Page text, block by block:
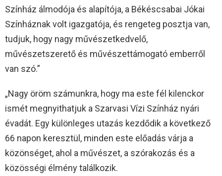
Színház álmodója és alapítója, a Békéscsabai Jókai
Színháznak volt igazgatója, és rengeteg posztja van,
tudjuk, hogy nagy művészetkedvelő,
művészetszerető és művészettámogató emberről
van szó.”
„Nagy öröm számunkra, hogy ma este fél kilenckor
ismét megnyithatjuk a Szarvasi Vízi Színház nyári
évadát. Egy különleges utazás kezdődik a következő
66 napon keresztül, minden este előadás várja a
közönséget, ahol a művészet, a szórakozás és a
közösségi élmény találkozik.